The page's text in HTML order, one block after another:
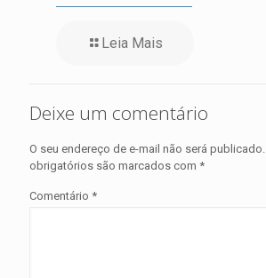
Leia Mais
Deixe um comentário
O seu endereço de e-mail não será publicado.
obrigatórios são marcados com *
Comentário *